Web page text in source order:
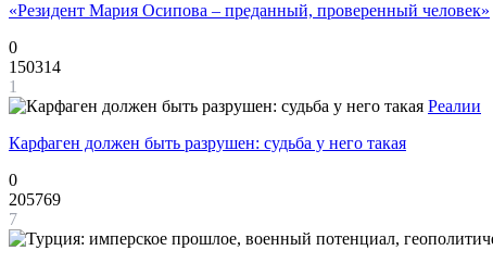
«Резидент Мария Осипова – преданный, проверенный человек»
0
150314
1
Реалии
Карфаген должен быть разрушен: судьба у него такая
0
205769
7